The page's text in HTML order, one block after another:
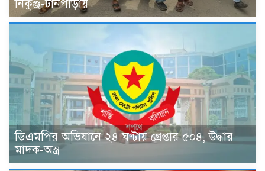
নিকুঞ্জ-টানপাড়ায়
ডিএমপির অভিযানে ২৪ ঘণ্টায় গ্রেপ্তার ৫০৪, উদ্ধার
মাদক-অস্ত্র